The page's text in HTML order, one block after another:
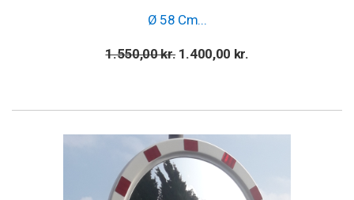
Ø 58 Cm...
Normalpris
1.550,00 kr. Pris
1.400,00 kr.